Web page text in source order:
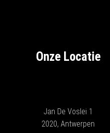
Onze Locatie
Jan De Voslei 1
2020, Antwerpen